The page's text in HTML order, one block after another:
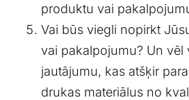
produktu vai
Vai būs viegli nopirkt
vai pakalpojumu? Un vēl
jautājumu, kas atšķir
drukas materiālus no